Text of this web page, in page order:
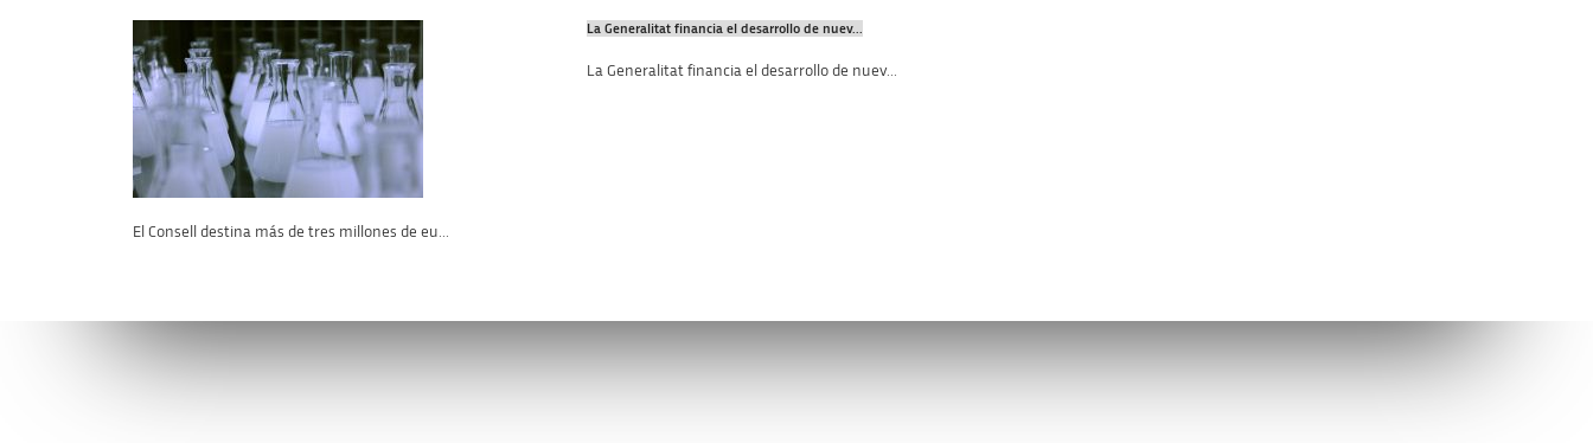
El Consell destina más de tres millones de eu...
La Generalitat financia el desarrollo de nuev...
La Generalitat financia el desarrollo de nuev...